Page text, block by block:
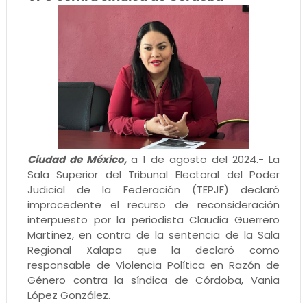
Ciudad de México, a 1 de agosto del 2024.- La
Sala Superior del Tribunal Electoral del Poder
Judicial de la Federación (TEPJF) declaró
improcedente el recurso de reconsideración
interpuesto por la periodista Claudia Guerrero
Martínez, en contra de la sentencia de la Sala
Regional Xalapa que la declaró como
responsable de Violencia Política en Razón de
Género contra la síndica de Córdoba, Vania
López González.